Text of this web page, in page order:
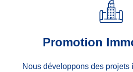
Promotion
Nous développons des projets